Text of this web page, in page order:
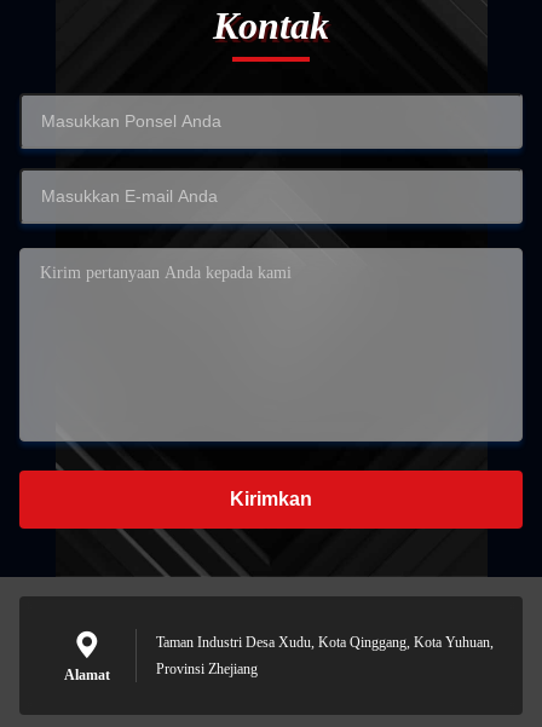
Kontak
Kirimkan
Alamat
Taman Industri Desa Xudu, Kota Qinggang, Kota Yuhuan,
Provinsi Zhejiang